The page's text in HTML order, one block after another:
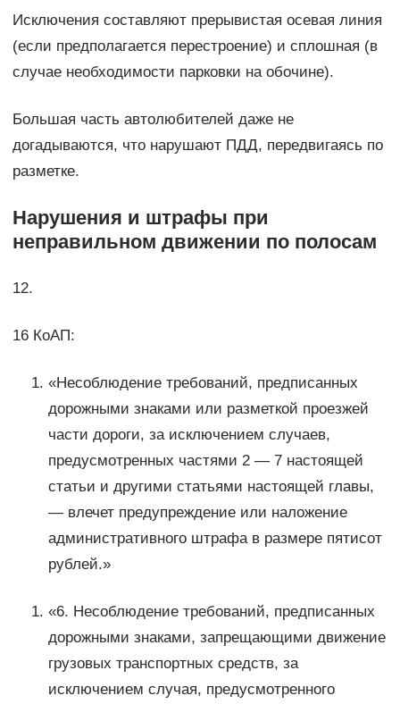
Исключения составляют прерывистая осевая линия
(если предполагается перестроение) и сплошная (в
случае необходимости парковки на обочине).
Большая часть автолюбителей даже не
догадываются, что нарушают ПДД, передвигаясь по
разметке.
Нарушения и штрафы при
неправильном движении по полосам
12.
16 КоАП:
«Несоблюдение требований, предписанных
дорожными знаками или разметкой проезжей
части дороги, за исключением случаев,
предусмотренных частями 2 — 7 настоящей
статьи и другими статьями настоящей главы,
— влечет предупреждение или наложение
административного штрафа в размере пятисот
рублей.»
«6. Несоблюдение требований, предписанных
дорожными знаками, запрещающими движение
грузовых транспортных средств, за
исключением случая, предусмотренного